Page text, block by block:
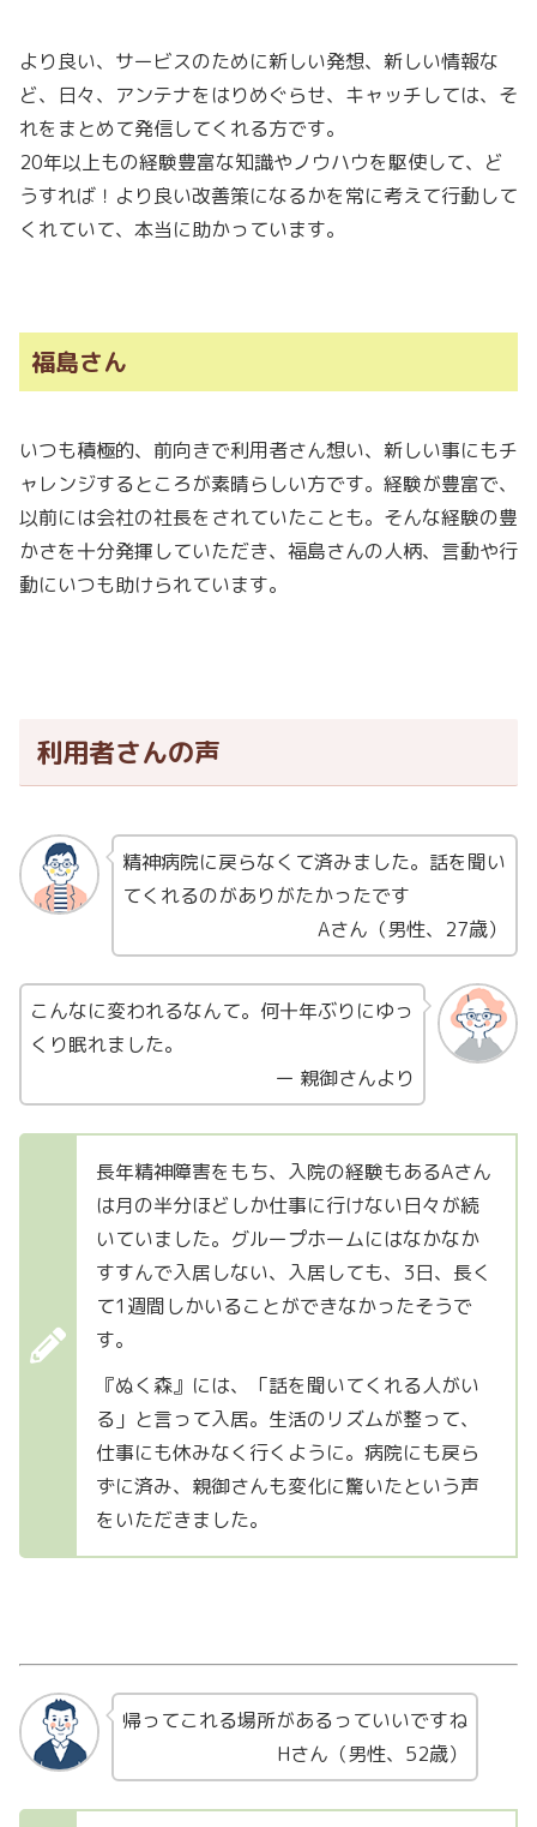
より良い、サービスのために新しい発想、新しい情報な
ど、日々、アンテナをはりめぐらせ、キャッチしては、そ
れをまとめて発信してくれる方です。
20年以上もの経験豊富な知識やノウハウを駆使して、ど
うすれば！より良い改善策になるかを常に考えて行動して
くれていて、本当に助かっています。
福島さん
いつも積極的、前向きで利用者さん想い、新しい事にもチ
ャレンジするところが素晴らしい方です。経験が豊富で、
以前には会社の社長をされていたことも。そんな経験の豊
かさを十分発揮していただき、福島さんの人柄、言動や行
動にいつも助けられています。
利用者さんの声
精神病院に戻らなくて済みました。話を聞い
てくれるのがありがたかったです
Aさん（男性、27歳）
こんなに変われるなんて。何十年ぶりにゆっ
くり眠れました。
ー 親御さんより
長年精神障害をもち、入院の経験もあるAさん
は月の半分ほどしか仕事に行けない日々が続
いていました。グループホームにはなかなか
すすんで入居しない、入居しても、3日、長く
て1週間しかいることができなかったそうで
す。
『ぬく森』には、「話を聞いてくれる人がい
る」と言って入居。生活のリズムが整って、
仕事にも休みなく行くように。病院にも戻ら
ずに済み、親御さんも変化に驚いたという声
をいただきました。
帰ってこれる場所があるっていいですね
Hさん（男性、52歳）